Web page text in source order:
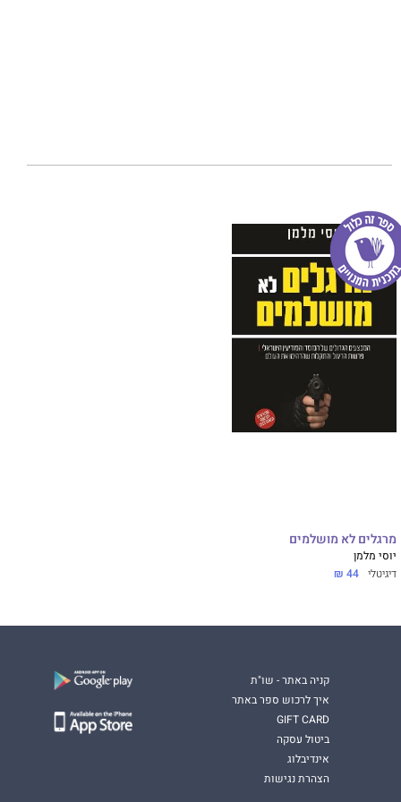
מרגלים לא מושלמים
יוסי מלמן
דיגיטלי 44 ₪
קניה באתר - שו"ת
איך לרכוש ספר באתר
GIFT CARD
ביטול עסקה
אינדיבלוג
הצהרת נגישות